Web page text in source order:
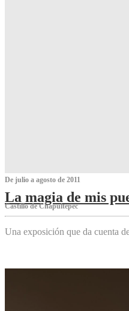
De julio a agosto de 2011
La magia de mis
Castillo de Chapultepec
Una exposición que da cuenta